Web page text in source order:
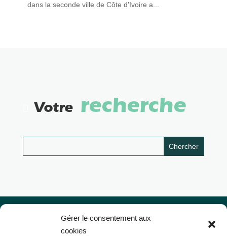
Gérer le consentement aux
cookies
dans la seconde ville de Côte d'Ivoire a...
Votrerecherche